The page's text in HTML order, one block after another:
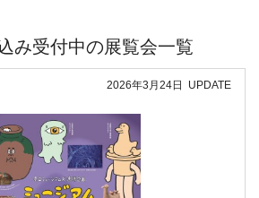
み受付中の展覧会一覧
2026年3月24日 UPDATE